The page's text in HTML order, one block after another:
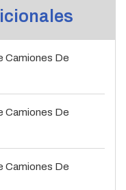
Camiones De
Camiones De
Camiones De